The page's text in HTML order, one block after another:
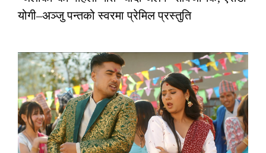
योगी–अञ्जु पन्तको स्वरमा प्रेमिल प्रस्तुति